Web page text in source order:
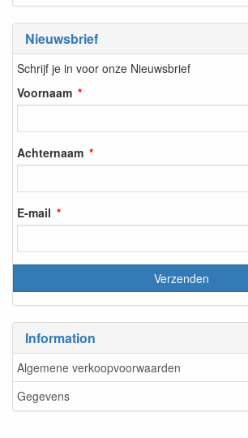
Nieuwsbrief
Schrijf je in voor onze Nieuwsbrief
Voornaam
Achternaam
E-mail
Information
Algemene verkoopvoorwaarden
Gegevens